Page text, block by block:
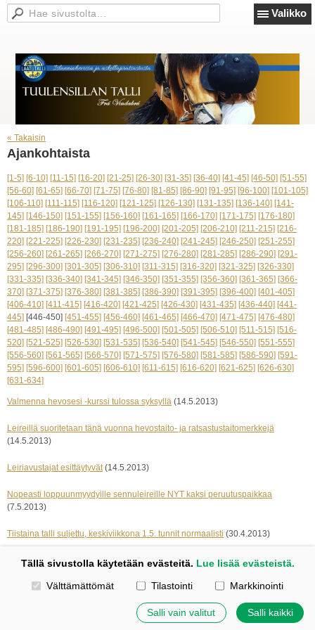
Valikko
« Takaisin
Ajankohtaista
[1-5] [6-10] [11-15] [16-20] [21-25] [26-30] [31-35] [36-40] [41-45] [46-50] [51-55]
[56-60] [61-65] [66-70] [71-75] [76-80] [81-85] [86-90] [91-95] [96-100] [101-105]
[106-110] [111-115] [116-120] [121-125] [126-130] [131-135] [136-140] [141-
145] [146-150] [151-155] [156-160] [161-165] [166-170] [171-175] [176-180]
[181-185] [186-190] [191-195] [196-200] [201-205] [206-210] [211-215] [216-
220] [221-225] [226-230] [231-235] [236-240] [241-245] [246-250] [251-255]
[256-260] [261-265] [266-270] [271-275] [276-280] [281-285] [286-290] [291-
295] [296-300] [301-305] [306-310] [311-315] [316-320] [321-325] [326-330]
[331-335] [336-340] [341-345] [346-350] [351-355] [356-360] [361-365] [366-
370] [371-375] [376-380] [381-385] [386-390] [391-395] [396-400] [401-405]
[406-410] [411-415] [416-420] [421-425] [426-430] [431-435] [436-440] [441-
445] [446-450] [451-455] [456-460] [461-465] [466-470] [471-475] [476-480]
[481-485] [486-490] [491-495] [496-500] [501-505] [506-510] [511-515] [516-
520] [521-525] [526-530] [531-535] [536-540] [541-545] [546-550] [551-555]
[556-560] [561-565] [566-570] [571-575] [576-580] [581-585] [586-590] [591-
595] [596-600] [601-605] [606-610] [611-615] [616-620] [621-625] [626-630]
[631-634]
Valmenna hevosesi -kurssi tulossa syksyllä (14.5.2013)
Leireillä suoritetaan tänä vuonna hevostaito- ja ratsastustaitomerkkejä
(14.5.2013)
Leiriavustajat esittäytyvät (14.5.2013)
Nopeasti loppuunmyydyille sennuleireille NYT kaksi peruutuspaikkaa
(7.5.2013)
Tiistaina talli suljettu, keskiviikkona 1.5. tunnit normaalisti (30.4.2013)
« edelliset 5 seuraavat 5 »
Evästeet
Tällä sivustolla käytetään evästeitä. Lue lisää evästeistä.
Valitse käytettävät evästeet
Välttämättömät Tilastointi Markkinointi
Salli vain valitut Salli kaikki